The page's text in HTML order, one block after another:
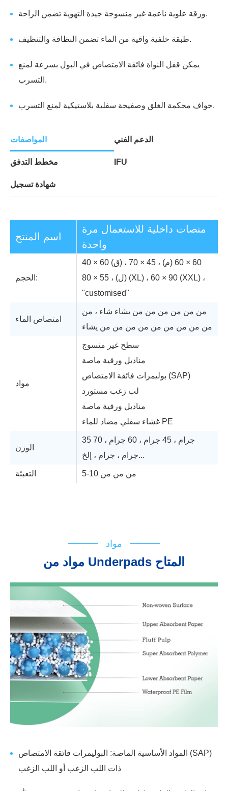
ورقة علوية ناعمة غير منسوجة جيدة التهوية تضمن الراحة.
طبقة خلفية واقية من الماء تضمن النظافة والتنظيف.
يمكن قفل النواة فائقة الامتصاص في البول بسرعة لمنع
التسرب.
حواف محكمة الغلق وصفيحة سفلية بلاستيكية لمنع التسرب.
المواصفات الدعم الفني
مخطط التدفق IFU
شهادة تسجيل
اسم المنتج
منصات داخلية للاستعمال مرة
واحدة
الحجم :
40 × 60 (ق) ، 60 × 60 (م) ، 45 × 70
(ل) ، 55 × 80 (XL) ، 60 × 90 (XXL) ،
"customised"
امتصاص الماء
من من من من من من يشاء شاء ، من
من من من من من من من من من يشاء
مواد
سطح غير منسوج
مناديل ورقية ماصة
بوليمرات فائقة الامتصاص (SAP)
لب زغب مستورد
مناديل ورقية ماصة
غشاء سفلي مضاد للماء PE
الوزن
35 جرام ، 45 جرام ، 60 جرام ، 70
جرام ، جرام ، إلخ...
التعبئة 5-10 من من من
مواد
مواد من Underpads المتاح
المواد الأساسية الماصة: البوليمرات فائقة الامتصاص (SAP)
ذات اللب الزغب أو اللب الزغب